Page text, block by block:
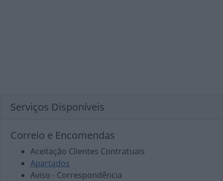
Serviços Disponíveis
Correio e Encomendas
Aceitação Clientes Contratuais
Apartados
Aviso - Correspondência